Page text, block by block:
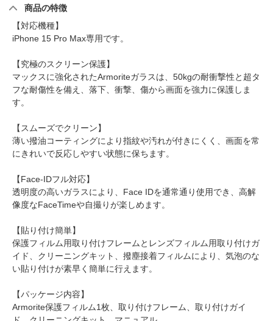
商品の特徴
【対応機種】
iPhone 15 Pro Max専用です。
【究極のスクリーン保護】
マックスに強化されたArmoriteガラスは、50kgの耐衝撃性と超タ
フな耐傷性を備え、落下、衝撃、傷から画面を強力に保護しま
す。
【スムーズでクリーン】
薄い撥油コーティングにより指紋や汚れが付きにくく、画面を常
にきれいで反応しやすい状態に保ちます。
【Face-IDフル対応】
透明度の高いガラスにより、Face IDを通常通り使用でき、高解
像度なFaceTimeや自撮りが楽しめます。
【貼り付け簡単】
保護フィルム用取り付けフレームとレンズフィルム用取り付けガ
イド、クリーニングキット、撥塵接着フィルムにより、気泡のな
い貼り付けが素早く簡単に行えます。
【パッケージ内容】
Armorite保護フィルム1枚、取り付けフレーム、取り付けガイ